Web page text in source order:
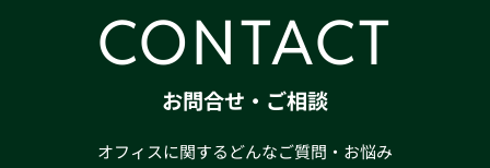
CONTACT
お問合せ・ご相談
オフィスに関するどんなご質問・お悩み